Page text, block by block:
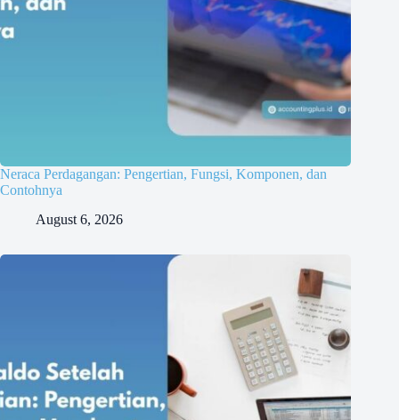
Neraca Perdagangan: Pengertian, Fungsi, Komponen, dan
Contohnya
August 6, 2026